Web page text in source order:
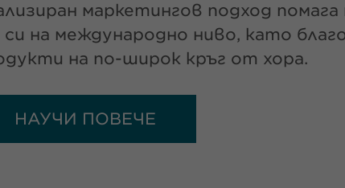
маркетингов подход помага
на международно ниво, като
на по-широк кръг от хора.
НАУЧИ ПОВЕЧЕ